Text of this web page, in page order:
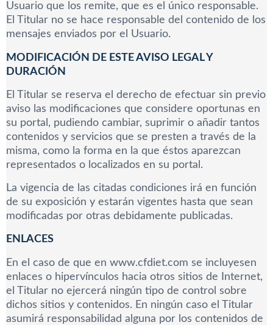
Usuario que los remite, que es el único responsable.
El Titular no se hace responsable del contenido de los
mensajes enviados por el Usuario.
MODIFICACIÓN DE ESTE AVISO LEGAL Y
DURACIÓN
El Titular se reserva el derecho de efectuar sin previo
aviso las modificaciones que considere oportunas en
su portal, pudiendo cambiar, suprimir o añadir tantos
contenidos y servicios que se presten a través de la
misma, como la forma en la que éstos aparezcan
representados o localizados en su portal.
La vigencia de las citadas condiciones irá en función
de su exposición y estarán vigentes hasta que sean
modificadas por otras debidamente publicadas.
ENLACES
En el caso de que en www.cfdiet.com se incluyesen
enlaces o hipervínculos hacia otros sitios de Internet,
el Titular no ejercerá ningún tipo de control sobre
dichos sitios y contenidos. En ningún caso el Titular
asumirá responsabilidad alguna por los contenidos de